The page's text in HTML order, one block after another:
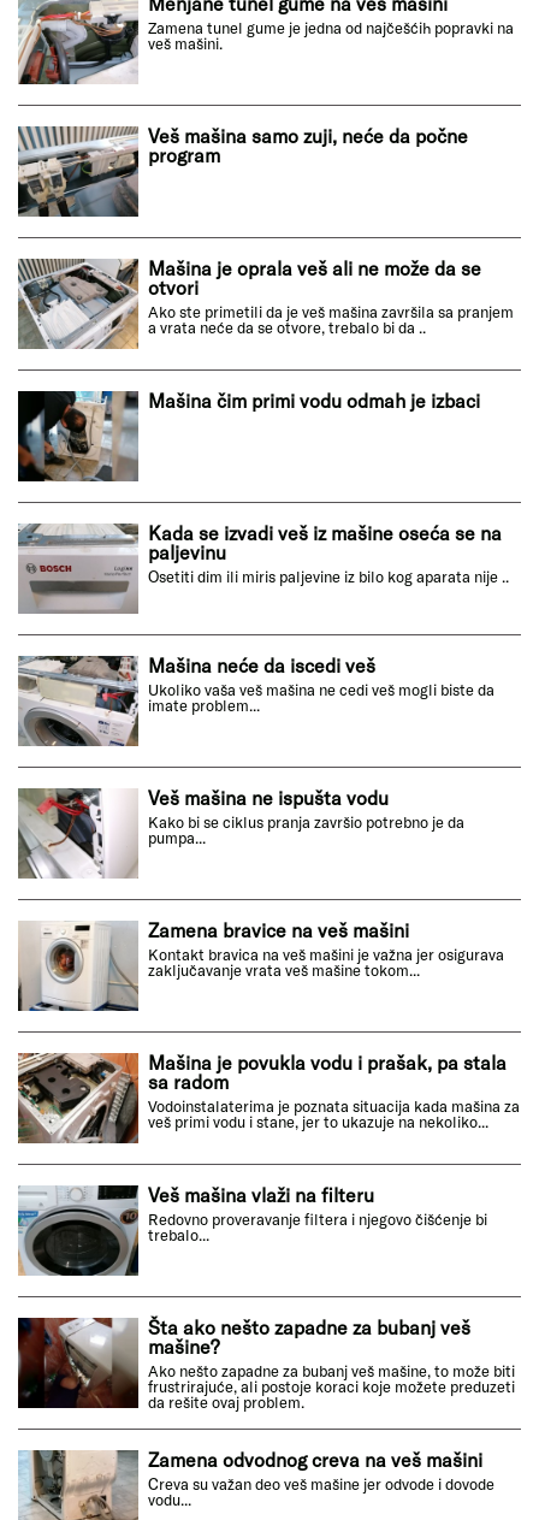
Zamena tunel gume je jedna od najčešćih popravki na
veš mašini.
Veš mašina samo zuji, neće da počne
program
Mašina je oprala veš ali ne može da se
otvori
Ako ste primetili da je veš mašina završila sa pranjem
a vrata neće da se otvore, trebalo bi da ..
Mašina čim primi vodu odmah je izbaci
Kada se izvadi veš iz mašine oseća se na
paljevinu
Osetiti dim ili miris paljevine iz bilo kog aparata nije ..
Mašina neće da iscedi veš
Ukoliko vaša veš mašina ne cedi veš mogli biste da
imate problem...
Veš mašina ne ispušta vodu
Kako bi se ciklus pranja završio potrebno je da
pumpa...
Zamena bravice na veš mašini
Kontakt bravica na veš mašini je važna jer osigurava
zaključavanje vrata veš mašine tokom...
Mašina je povukla vodu i prašak, pa stala
sa radom
Vodoinstalaterima je poznata situacija kada mašina za
veš primi vodu i stane, jer to ukazuje na nekoliko...
Veš mašina vlaži na filteru
Redovno proveravanje filtera i njegovo čišćenje bi
trebalo...
Šta ako nešto zapadne za bubanj veš
mašine?
Ako nešto zapadne za bubanj veš mašine, to može biti
frustrirajuće, ali postoje koraci koje možete preduzeti
da rešite ovaj problem.
Zamena odvodnog creva na veš mašini
Creva su važan deo veš mašine jer odvode i dovode
vodu...